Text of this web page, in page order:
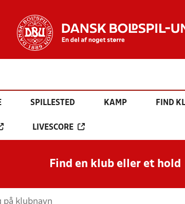
SPILLESTED KAMP FIND
LIVESCORE
Find en klub eller et hold